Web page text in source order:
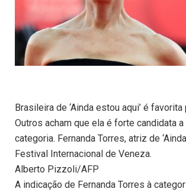
Brasileira de ‘Ainda estou aqui’ é favorita
Outros acham que ela é forte candidata
categoria. Fernanda Torres, atriz de
Festival Internacional de Veneza.
Alberto Pizzoli/AFP
A indicação de Fernanda Torres à